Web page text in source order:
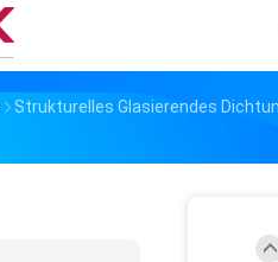
Strukturelles Glasierendes